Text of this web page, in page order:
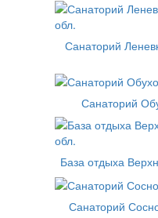
Санаторий
Санаторий
База отдыха
Санаторий